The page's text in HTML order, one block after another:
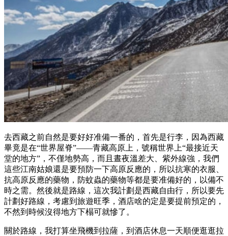
去西藏之前自然是要好好准備一番的，首先是行李，因為西藏
畢竟是在“世界屋脊”——青藏高原上，號稱世界上“最接近天
堂的地方”，不僅地勢高，而且晝夜溫差大、紫外線強，我們
這些江南姑娘還是要預防一下高原反應的，所以抗寒的衣服、
抗高原反應的藥物，防蚊蟲的藥物等都是要准備好的，以備不
時之需。然後就是路線，這次我計劃是西藏自由行，所以要先
計劃好路線，考慮到旅遊旺季，酒店啥的定是要提前預定的，
不然到時候沒得地方下榻可就慘了。
關於路線，我打算坐飛機到拉薩，到酒店休息一天順便逛逛拉